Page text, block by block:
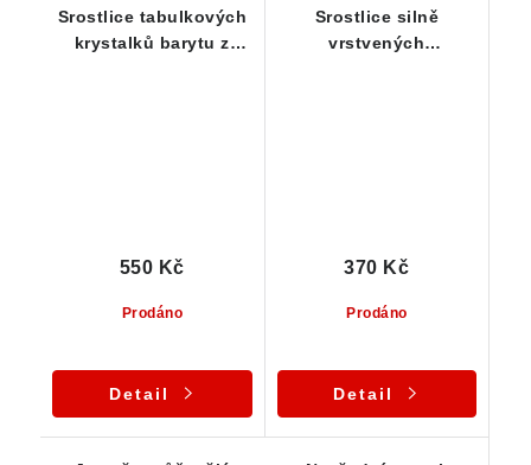
Srostlice tabulkových
krystalků barytu z
Prodáno
550 Kč
Detail
Srostlice silně
vrstvených
Prodáno
370 Kč
Detail